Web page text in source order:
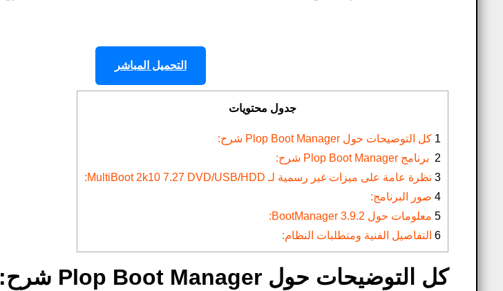
التحميل المباشر
جدول محتويات
1 كل التوضيحات حول Plop Boot Manager شرح:
2 برنامج Plop Boot Manager شرح:
3 نظرة عامة على ميزات غير رسمية لـ MultiBoot 2k10 7.27 DVD/USB/HDD:
4 صور البرنامج:
5 معلومات حول BootManager 3.9.2:
6 التفاصيل الفنية ومتطلبات النظام:
كل التوضيحات حول Plop Boot Manager شرح: